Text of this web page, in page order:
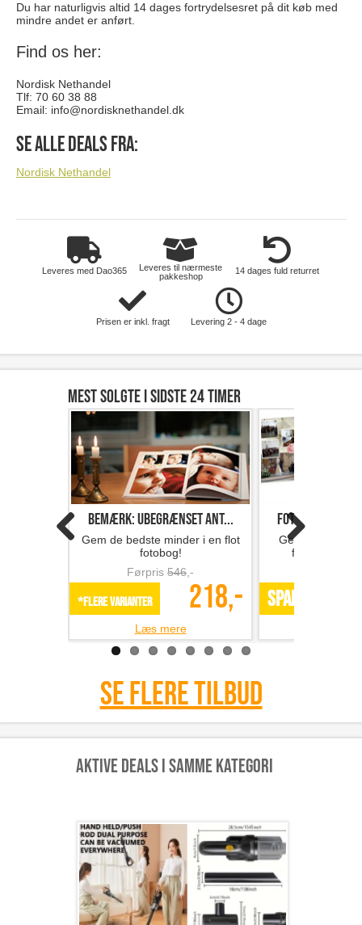
Du har naturligvis altid 14 dages fortrydelsesret på dit køb med
mindre andet er anført.
Find os her:
Nordisk Nethandel
Tlf: 70 60 38 88
Email: info@nordisknethandel.dk
Se alle deals fra:
Nordisk Nethandel
Leveres med Dao365
Leveres til nærmeste
pakkeshop
14 dages fuld returret
Prisen er inkl. fragt Levering 2 - 4 dage
Mest solgte i sidste 24 timer
Bemærk: Ubegrænset ant...
Gem de bedste minder i en flot
fotobog!
Førpris 546,-
*Flere varianter 218,-
Læs mere
Fotobog med
Gem minderne
fotobog fra
SPAR 49%
Se flere tilbud
Aktive deals i samme kategori